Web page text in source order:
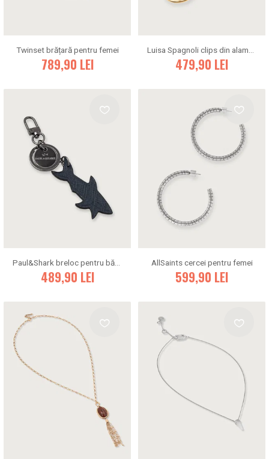
Twinset brățară pentru femei
789,90 LEI 479,90 LEI
Paul&Shark breloc pentru bărbați
489,90 LEI
AllSaints cercei pentru femei
599,90 LEI